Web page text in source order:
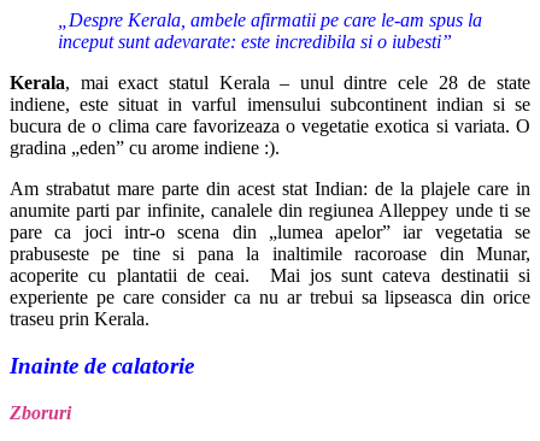
„Despre Kerala, ambele afirmatii pe care le-am spus la
inceput sunt adevarate: este incredibila si o iubesti”
Kerala, mai exact statul Kerala – unul dintre cele 28 de state
indiene, este situat in varful imensului subcontinent indian si se
bucura de o clima care favorizeaza o vegetatie exotica si variata. O
gradina „eden” cu arome indiene :).
Am strabatut mare parte din acest stat Indian: de la plajele care in
anumite parti par infinite, canalele din regiunea Alleppey unde ti se
pare ca joci intr-o scena din „lumea apelor” iar vegetatia se
prabuseste pe tine si pana la inaltimile racoroase din Munar,
acoperite cu plantatii de ceai. Mai jos sunt cateva destinatii si
experiente pe care consider ca nu ar trebui sa lipseasca din orice
traseu prin Kerala.
Inainte de calatorie
Zboruri